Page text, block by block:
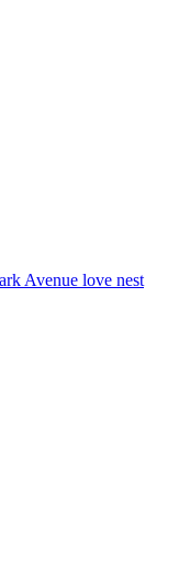
Avenue love nest